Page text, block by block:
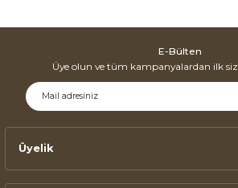
E-Bülten
Üye olun ve tüm kampanyalardan ilk
Üyelik